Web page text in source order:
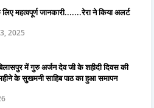
महत्वपूर्ण जानकारी.......रेरा ने किया अलर्ट
2025
में गुरु अर्जन देव जी के शहीदी दिवस की
महीने के सुखमनी साहिब पाठ का हुआ समापन